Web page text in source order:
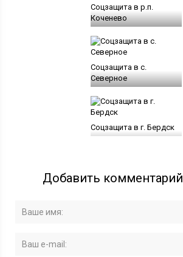
Соцзащита в р.п.
Коченево
Соцзащита в с.
Северное
Соцзащита в г. Бердск
Добавить комментарий